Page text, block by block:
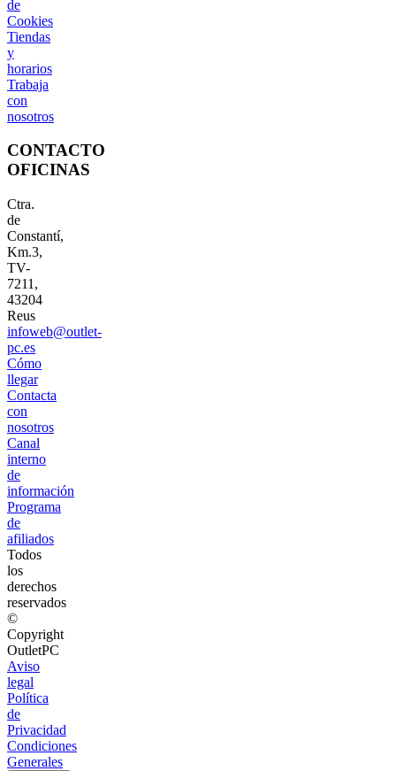
de
Cookies
Tiendas
y
horarios
Trabaja
con
nosotros
CONTACTO
OFICINAS
Ctra.
de
Constantí,
Km.3,
TV-
7211,
43204
Reus
infoweb@outlet-
pc.es
Cómo
llegar
Contacta
con
nosotros
Canal
interno
de
información
Programa
de
afiliados
Todos
los
derechos
reservados
©
Copyright
OutletPC
Aviso
legal
Política
de
Privacidad
Condiciones
Generales